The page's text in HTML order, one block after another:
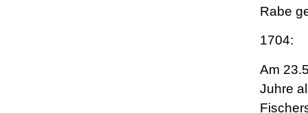
Rabe
1704:
Am
Juhre